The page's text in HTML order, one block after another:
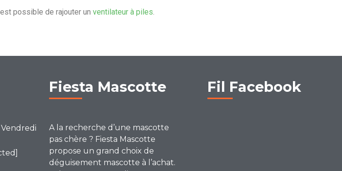
possible de rajouter un ventilateur à piles.
Fiesta Mascotte
A la recherche d’une mascotte
pas chère ? Fiesta Mascotte
propose un grand choix de
déguisement mascotte à l’achat.
Fil Facebook